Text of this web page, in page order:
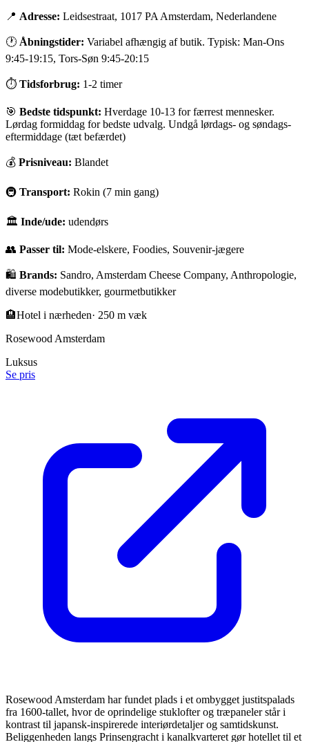
📍 Adresse: Leidsestraat, 1017 PA Amsterdam, Nederlandene
🕐 Åbningstider: Variabel afhængig af butik. Typisk: Man-Ons
9:45-19:15, Tors-Søn 9:45-20:15
⏱ Tidsforbrug: 1-2 timer
🎯 Bedste tidspunkt: Hverdage 10-13 for færrest mennesker.
Lørdag formiddag for bedste udvalg. Undgå lørdags- og søndags-
eftermiddage (tæt befærdet)
💰 Prisniveau: Blandet
🚇 Transport: Rokin (7 min gang)
🏛 Inde/ude: udendørs
👥 Passer til: Mode-elskere, Foodies, Souvenir-jægere
🛍️ Brands: Sandro, Amsterdam Cheese Company, Anthropologie,
diverse modebutikker, gourmetbutikker
🏨Hotel i nærheden· 250 m væk
Rosewood Amsterdam
Luksus
Se pris
Rosewood Amsterdam har fundet plads i et ombygget justitspalads
fra 1600-tallet, hvor de oprindelige stuklofter og træpaneler står i
kontrast til japansk-inspirerede interiørdetaljer og samtidskunst.
Beliggenheden langs Prinsengracht i kanalkvarteret gør hotellet til et